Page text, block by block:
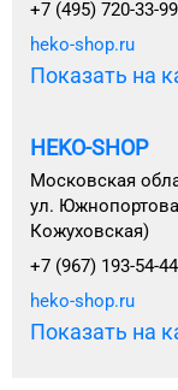
+7 (495) 720-33-99
heko-shop.ru
Показать на
HEKO-SHOP
Московская
ул.
Кожуховская)
+7 (967) 193-54-44
heko-shop.ru
Показать на